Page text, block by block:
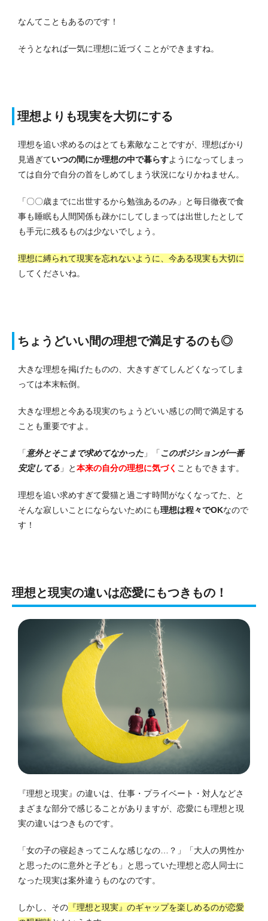
なんてこともあるのです！
そうとなれば一気に理想に近づくことができますね。
理想よりも現実を大切にする
理想を追い求めるのはとても素敵なことですが、理想ばかり
見過ぎていつの間にか理想の中で暮らすようになってしまっ
ては自分で自分の首をしめてしまう状況になりかねません。
「〇〇歳までに出世するから勉強あるのみ」と毎日徹夜で食
事も睡眠も人間関係も疎かにしてしまっては出世したとして
も手元に残るものは少ないでしょう。
理想に縛られて現実を忘れないように、今ある現実も大切に
してくださいね。
ちょうどいい間の理想で満足するのも◎
大きな理想を掲げたものの、大きすぎてしんどくなってしま
っては本末転倒。
大きな理想と今ある現実のちょうどいい感じの間で満足する
ことも重要ですよ。
「意外とそこまで求めてなかった 」「 このポジションが一番
安定してる 」と本来の自分の理想に気づく こともできます。
理想を追い求めすぎて愛猫と過ごす時間がなくなってた、と
そんな寂しいことにならないためにも理想は程々でOKなので
す！
理想と現実の違いは恋愛にもつきもの！
『理想と現実』の違いは、仕事・プライベート・対人などさ
まざまな部分で感じることがありますが、恋愛にも理想と現
実の違いはつきものです。
「女の子の寝起きってこんな感じなの…？」「大人の男性か
と思ったのに意外と子ども」と思っていた理想と恋人同士に
なった現実は案外違うものなのです。
しかし、その 『理想と現実』のギャップを楽しめるのが恋愛